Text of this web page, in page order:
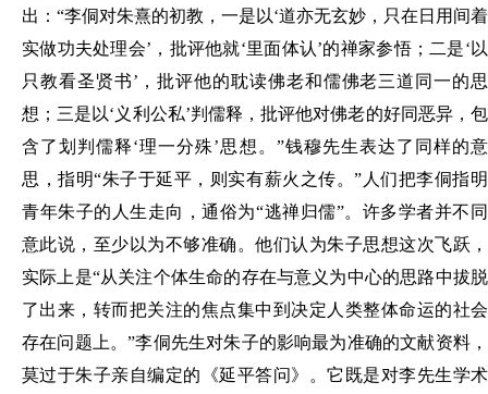
出：“李侗对朱熹的初教，一是以‘道亦无玄妙，只在日用间着
实做功夫处理会’，批评他就‘里面体认’的禅家参悟；二是‘以
只教看圣贤书’，批评他的耽读佛老和儒佛老三道同一的思
想；三是以‘义利公私’判儒释，批评他对佛老的好同恶异，包
含了划判儒释‘理一分殊’思想。”钱穆先生表达了同样的意
思，指明“朱子于延平，则实有薪火之传。”人们把李侗指明
青年朱子的人生走向，通俗为“逃禅归儒”。许多学者并不同
意此说，至少以为不够准确。他们认为朱子思想这次飞跃，
实际上是“从关注个体生命的存在与意义为中心的思路中拔脱
了出来，转而把关注的焦点集中到决定人类整体命运的社会
存在问题上。”李侗先生对朱子的影响最为准确的文献资料，
莫过于朱子亲自编定的《延平答问》。它既是对李先生学术